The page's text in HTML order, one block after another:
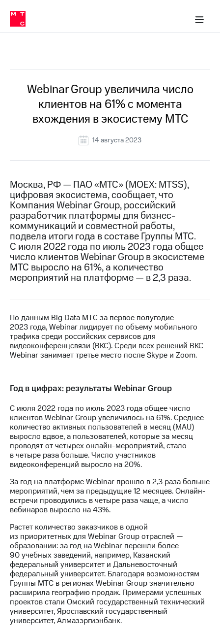
Медиа-центр
и акционерам
Устойчивое развитие
Комплаенс и деловая этика
компании
Карьера
История
компании
Руководство
информация
Контакты
Медиа-центр
Пресс-
релизы
МТС
о технологиях
Достижения
Интервью
Контакты
Новости
в
и акционерам
Корпоративное
управление
Корпоративный
секретарь
Раскрытие
информации
Информация
акционерам
Документы
ПАО
"МТС"
Собрания
Личный
кабинет
акционера
Акционерный
капитал
Контроль
и
аудит
Рынок
акций
в МТС
Пресс-
релизы
МТС
о технологиях
Webinar Group увеличила число
клиентов на 61% с момента
вхождения в экосистему МТС
14 августа 2023
Москва, РФ — ПАО «МТС» (MOEX: MTSS),
цифровая экосистема, сообщает, что
Компания Webinar Group, российский
разработчик платформы для бизнес-
коммуникаций и совместной работы,
подвела итоги года в составе Группы МТС.
С июля 2022 года по июль 2023 года общее
число клиентов Webinar Group в экосистеме
МТС выросло на 61%, а количество
мероприятий на платформе — в 2,3 раза.
По данным Big Data МТС за первое полугодие
2023 года, Webinar лидирует по объему мобильного
трафика среди российских сервисов для
видеоконференцсвязи (ВКС). Среди всех решений ВКС
Webinar занимает третье место после Skype и Zoom.
Год в цифрах: результаты Webinar Group
С июля 2022 года по июль 2023 года общее число
клиентов Webinar Group увеличилось на 61%. Среднее
количество активных пользователей в месяц (MAU)
выросло вдвое, а пользователей, которые за месяц
проводят от четырех онлайн-мероприятий, стало
в четыре раза больше. Число участников
видеоконференций выросло на 20%.
За год на платформе Webinar прошло в 2,3 раза больше
мероприятий, чем за предыдущие 12 месяцев. Онлайн-
встречи проводились в четыре раза чаще, а число
вебинаров выросло на 43%.
Растет количество заказчиков в одной
из приоритетных для Webinar Group отраслей —
образовании: за год на Webinar перешли более
90 учебных заведений, например, Казанский
федеральный университет и Дальневосточный
федеральный университет. Благодаря возможностям
Группы МТС в регионах Webinar Group значительно
расширила географию продаж. Примерами успешных
проектов стали Омский государственный технический
университет, Ярославский государственный
университет, Алмазэргиэнбанк.